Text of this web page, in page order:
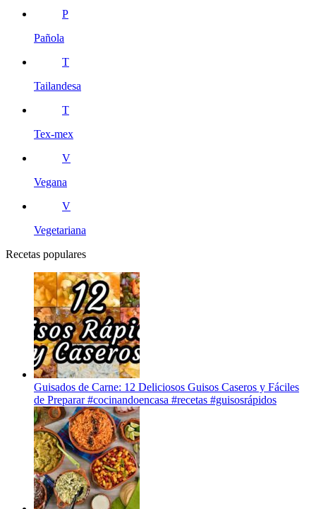
P
Pañola
T
Tailandesa
T
Tex-mex
V
Vegana
V
Vegetariana
Recetas populares
Guisados de Carne: 12 Deliciosos Guisos Caseros y Fáciles
de Preparar #cocinandoencasa #recetas #guisosrápidos